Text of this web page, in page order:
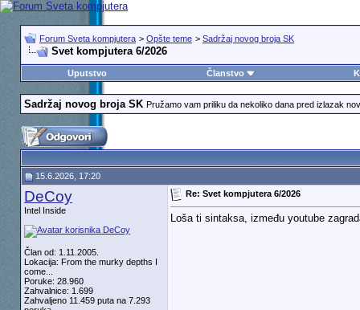
Forum Sveta kompjutera > Opšte teme > Sadržaj novog broja SK
Svet kompjutera 6/2026
Uputstvo Članstvo
Sadržaj novog broja SK Pružamo vam priliku da nekoliko dana pred izlazak
15.6.2026, 17:20
DeCoy
Intel Inside
Član od: 1.11.2005.
Lokacija: From the murky depths I
come...
Poruke: 28.960
Zahvalnice: 1.699
Zahvaljeno 11.459 puta na 7.293
Re: Svet kompjutera 6/2026
Loša ti sintaksa, između youtube